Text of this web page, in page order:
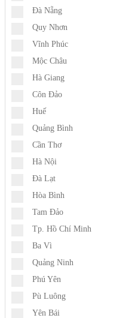
Đà Nẵng
Quy Nhơn
Vĩnh Phúc
Mộc Châu
Hà Giang
Côn Đảo
Huế
Quảng Bình
Cần Thơ
Hà Nội
Đà Lạt
Hòa Bình
Tam Đảo
Tp. Hồ Chí Minh
Ba Vì
Quảng Ninh
Phú Yên
Pù Luông
Yên Bái